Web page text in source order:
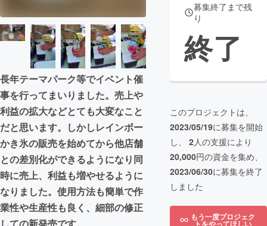
長年テーマパーク等でイベント催
事を行ってまいりました。売上や
利益の拡大などとても大変なこと
だと思います。しかしレインボー
かき氷の販売を始めてから他店舗
との差別化ができるようになり同
時に売上、利益も増やせるように
なりました。使用方法も簡単で作
業性や生産性も良く、細部の修正
募集終了まで残
り
終了
このプロジェクトは、
2023/05/19に募集を開始
し、 2人の支援により
20,000円の資金を集め、
2023/06/30に募集を終了
しました
もう一度プロジェク
トをやってほしい